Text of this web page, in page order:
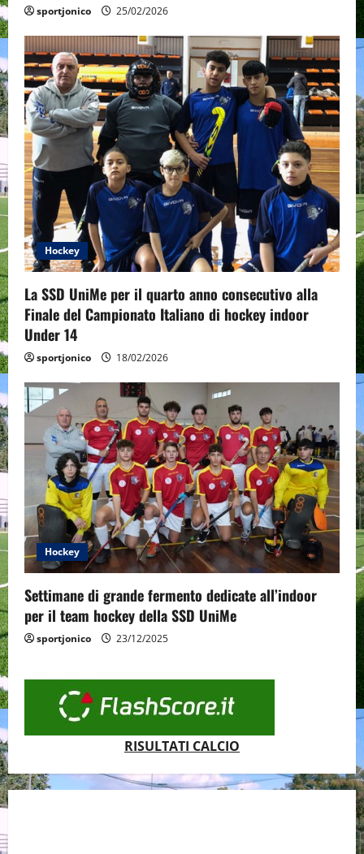
sportjonico 25/02/2026
Hockey
La SSD UniMe per il quarto anno consecutivo alla
Finale del Campionato Italiano di hockey indoor
Under 14
sportjonico 18/02/2026
Hockey
Settimane di grande fermento dedicate all’indoor
per il team hockey della SSD UniMe
sportjonico 23/12/2025
RISULTATI CALCIO